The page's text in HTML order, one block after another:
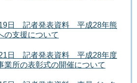
日 記者発表資料 平成28年熊
の支援について
日 記者発表資料 平成28年度
業所の表彰式の開催について